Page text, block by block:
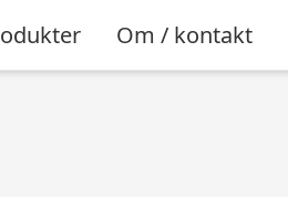
Om / kontakt